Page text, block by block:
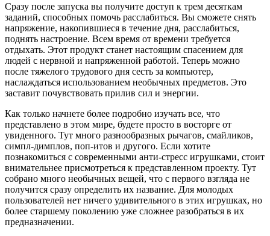
Сразу после запуска вы получите доступ к трем десяткам
заданий, способных помочь расслабиться. Вы сможете снять
напряжение, накопившиеся в течение дня, расслабиться,
поднять настроение. Всем время от времени требуется
отдыхать. Этот продукт станет настоящим спасением для
людей с нервной и напряженной работой. Теперь можно
после тяжелого трудового дня сесть за компьютер,
наслаждаться использованием необычных предметов. Это
заставит почувствовать прилив сил и энергии.
Как только начнете более подробно изучать все, что
представлено в этом мире, будете просто в восторге от
увиденного. Тут много разнообразных рычагов, смайликов,
симпл-димплов, поп-итов и другого. Если хотите
познакомиться с современными анти-стресс игрушками, стоит
внимательнее присмотреться к представленном проекту. Тут
собрано много необычных вещей, что с первого взгляда не
получится сразу определить их название. Для молодых
пользователей нет ничего удивительного в этих игрушках, но
более старшему поколению уже сложнее разобраться в их
предназначении.